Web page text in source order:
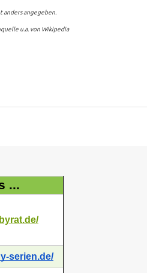
anders angegeben.
u.a. von Wikipedia
...
serien.de/